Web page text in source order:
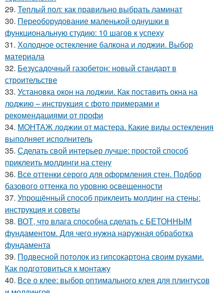
29. Теплый пол: как правильно выбрать ламинат
30. Переоборудование маленькой однушки в
функциональную студию: 10 шагов к успеху
31. Холодное остекление балкона и лоджии. Выбор
материала
32. Безусадочный газобетон: новый стандарт в
строительстве
33. Установка окон на лоджии. Как поставить окна на
лоджию – инструкция с фото примерами и
рекомендациями от профи
34. МОНТАЖ лоджии от мастера. Какие виды остекления
выполняет исполнитель
35. Сделать свой интерьер лучше: простой способ
приклеить молдинги на стену
36. Все оттенки серого для оформления стен. Подбор
базового оттенка по уровню освещенности
37. Упрощённый способ приклеить молдинг на стены:
инструкция и советы
38. ВОТ, что влага способна сделать с БЕТОННЫМ
фундаментом. Для чего нужна наружная обработка
фундамента
39. Подвесной потолок из гипсокартона своим руками.
Как подготовиться к монтажу
40. Все о клее: выбор оптимального клея для плинтусов